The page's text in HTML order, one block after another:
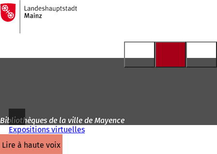
Accéder au contenu
Vers
la
page
d'accueil
Bibliothèques de la ville de Mayence
Expositions virtuelles
lire à haute voix